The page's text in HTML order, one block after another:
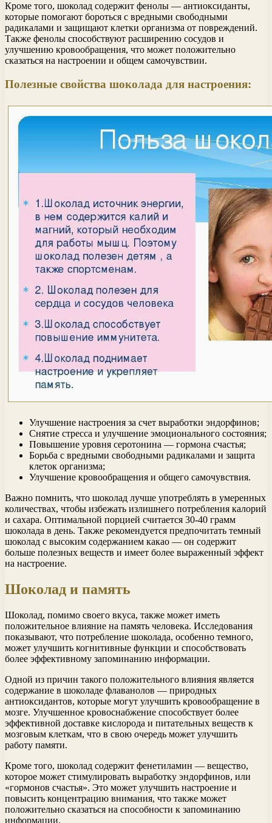
Кроме того, шоколад содержит фенолы — антиоксиданты,
которые помогают бороться с вредными свободными
радикалами и защищают клетки организма от повреждений.
Также фенолы способствуют расширению сосудов и
улучшению кровообращения, что может положительно
сказаться на настроении и общем самочувствии.
Полезные свойства шоколада для настроения:
Улучшение настроения за счет выработки эндорфинов;
Снятие стресса и улучшение эмоционального состояния;
Повышение уровня серотонина — гормона счастья;
Борьба с вредными свободными радикалами и защита
клеток организма;
Улучшение кровообращения и общего самочувствия.
Важно помнить, что шоколад лучше употреблять в умеренных
количествах, чтобы избежать излишнего потребления калорий
и сахара. Оптимальной порцией считается 30-40 грамм
шоколада в день. Также рекомендуется предпочитать темный
шоколад с высоким содержанием какао — он содержит
больше полезных веществ и имеет более выраженный эффект
на настроение.
Шоколад и память
Шоколад, помимо своего вкуса, также может иметь
положительное влияние на память человека. Исследования
показывают, что потребление шоколада, особенно темного,
может улучшить когнитивные функции и способствовать
более эффективному запоминанию информации.
Одной из причин такого положительного влияния является
содержание в шоколаде флаванолов — природных
антиоксидантов, которые могут улучшить кровообращение в
мозге. Улучшенное кровоснабжение способствует более
эффективной доставке кислорода и питательных веществ к
мозговым клеткам, что в свою очередь может улучшить
работу памяти.
Кроме того, шоколад содержит фенетиламин — вещество,
которое может стимулировать выработку эндорфинов, или
«гормонов счастья». Это может улучшить настроение и
повысить концентрацию внимания, что также может
положительно сказаться на способности к запоминанию
информации.